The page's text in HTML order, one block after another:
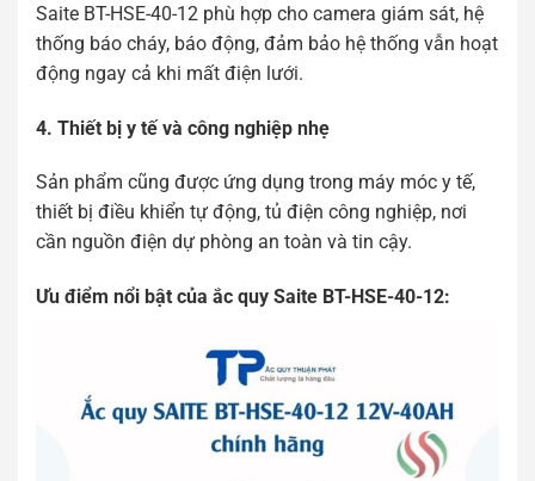
Saite BT-HSE-40-12 phù hợp cho camera giám sát, hệ
thống báo cháy, báo động, đảm bảo hệ thống vẫn hoạt
động ngay cả khi mất điện lưới.
4. Thiết bị y tế và công nghiệp nhẹ
Sản phẩm cũng được ứng dụng trong máy móc y tế,
thiết bị điều khiển tự động, tủ điện công nghiệp, nơi
cần nguồn điện dự phòng an toàn và tin cậy.
Ưu điểm nổi bật của ắc quy Saite BT-HSE-40-12: